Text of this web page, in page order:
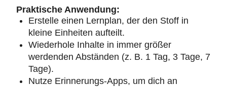
Praktische Anwendung:
Erstelle einen Lernplan, der den Stoff in
kleine Einheiten aufteilt.
Wiederhole Inhalte in immer größer
werdenden Abständen (z. B. 1 Tag, 3 Tage, 7
Tage).
Nutze Erinnerungs-Apps, um dich an